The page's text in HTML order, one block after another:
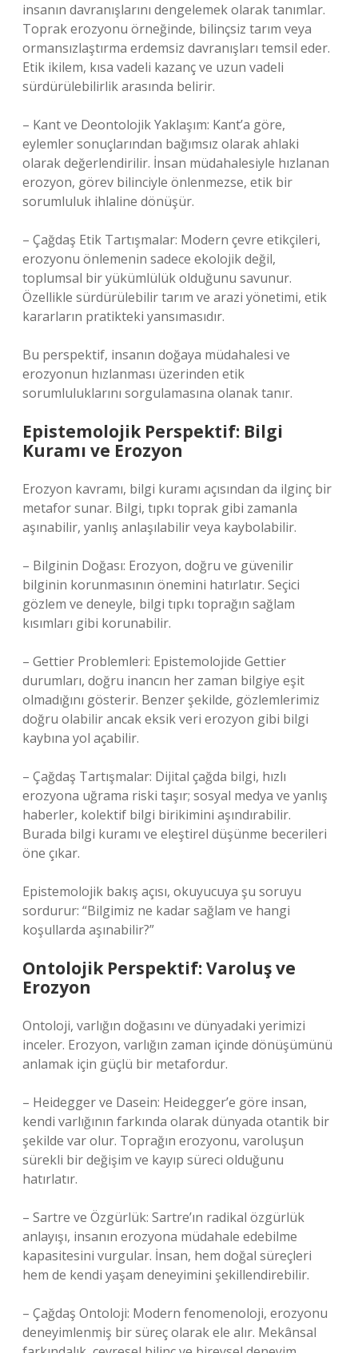
insanın davranışlarını dengelemek olarak tanımlar.
Toprak erozyonu örneğinde, bilinçsiz tarım veya
ormansızlaştırma erdemsiz davranışları temsil eder.
Etik ikilem, kısa vadeli kazanç ve uzun vadeli
sürdürülebilirlik arasında belirir.
– Kant ve Deontolojik Yaklaşım: Kant’a göre,
eylemler sonuçlarından bağımsız olarak ahlaki
olarak değerlendirilir. İnsan müdahalesiyle hızlanan
erozyon, görev bilinciyle önlenmezse, etik bir
sorumluluk ihlaline dönüşür.
– Çağdaş Etik Tartışmalar: Modern çevre etikçileri,
erozyonu önlemenin sadece ekolojik değil,
toplumsal bir yükümlülük olduğunu savunur.
Özellikle sürdürülebilir tarım ve arazi yönetimi, etik
kararların pratikteki yansımasıdır.
Bu perspektif, insanın doğaya müdahalesi ve
erozyonun hızlanması üzerinden etik
sorumluluklarını sorgulamasına olanak tanır.
Epistemolojik Perspektif: Bilgi
Kuramı ve Erozyon
Erozyon kavramı, bilgi kuramı açısından da ilginç bir
metafor sunar. Bilgi, tıpkı toprak gibi zamanla
aşınabilir, yanlış anlaşılabilir veya kaybolabilir.
– Bilginin Doğası: Erozyon, doğru ve güvenilir
bilginin korunmasının önemini hatırlatır. Seçici
gözlem ve deneyle, bilgi tıpkı toprağın sağlam
kısımları gibi korunabilir.
– Gettier Problemleri: Epistemolojide Gettier
durumları, doğru inancın her zaman bilgiye eşit
olmadığını gösterir. Benzer şekilde, gözlemlerimiz
doğru olabilir ancak eksik veri erozyon gibi bilgi
kaybına yol açabilir.
– Çağdaş Tartışmalar: Dijital çağda bilgi, hızlı
erozyona uğrama riski taşır; sosyal medya ve yanlış
haberler, kolektif bilgi birikimini aşındırabilir.
Burada bilgi kuramı ve eleştirel düşünme becerileri
öne çıkar.
Epistemolojik bakış açısı, okuyucuya şu soruyu
sordurur: “Bilgimiz ne kadar sağlam ve hangi
koşullarda aşınabilir?”
Ontolojik Perspektif: Varoluş ve
Erozyon
Ontoloji, varlığın doğasını ve dünyadaki yerimizi
inceler. Erozyon, varlığın zaman içinde dönüşümünü
anlamak için güçlü bir metafordur.
– Heidegger ve Dasein: Heidegger’e göre insan,
kendi varlığının farkında olarak dünyada otantik bir
şekilde var olur. Toprağın erozyonu, varoluşun
sürekli bir değişim ve kayıp süreci olduğunu
hatırlatır.
– Sartre ve Özgürlük: Sartre’ın radikal özgürlük
anlayışı, insanın erozyona müdahale edebilme
kapasitesini vurgular. İnsan, hem doğal süreçleri
hem de kendi yaşam deneyimini şekillendirebilir.
– Çağdaş Ontoloji: Modern fenomenoloji, erozyonu
deneyimlenmiş bir süreç olarak ele alır. Mekânsal